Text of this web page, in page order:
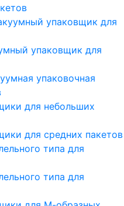
упаковщик для
упаковщик для
упаковочная
для небольших
для средних пакетов
типа для
типа для